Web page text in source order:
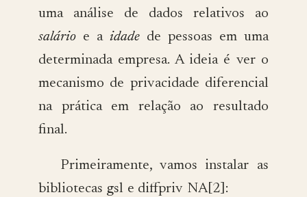
uma análise de dados relativos ao
salário e a idade de pessoas em uma
determinada empresa. A ideia é ver o
mecanismo de privacidade diferencial
na prática em relação ao resultado
final.
Primeiramente, vamos instalar as
bibliotecas gsl e diffpriv NA[2]: